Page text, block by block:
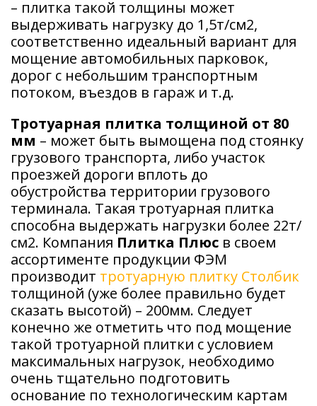
– плитка такой толщины может
выдерживать нагрузку до 1,5т/см2,
соответственно идеальный вариант для
мощение автомобильных парковок,
дорог с небольшим транспортным
потоком, въездов в гараж и т.д.
Тротуарная плитка толщиной от 80
мм – может быть вымощена под стоянку
грузового транспорта, либо участок
проезжей дороги вплоть до
обустройства территории грузового
терминала. Такая тротуарная плитка
способна выдержать нагрузки более 22т/
см2. Компания Плитка Плюс в своем
ассортименте продукции ФЭМ
производит тротуарную плитку Столбик
толщиной (уже более правильно будет
сказать высотой) – 200мм. Следует
конечно же отметить что под мощение
такой тротуарной плитки с условием
максимальных нагрузок, необходимо
очень тщательно подготовить
основание по технологическим картам